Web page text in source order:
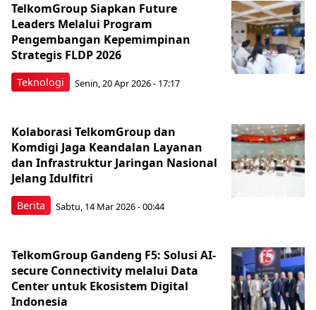
Teknologi
TelkomGroup Siapkan Future
Leaders Melalui Program
Pengembangan Kepemimpinan
Strategis FLDP 2026
Senin, 20 Apr 2026 - 17:17
Berita
Kolaborasi TelkomGroup dan
Komdigi Jaga Keandalan Layanan
dan Infrastruktur Jaringan Nasional
Jelang Idulfitri
Sabtu, 14 Mar 2026 - 00:44
TelkomGroup Gandeng F5: Solusi AI-
secure Connectivity melalui Data
Center untuk Ekosistem Digital
Indonesia